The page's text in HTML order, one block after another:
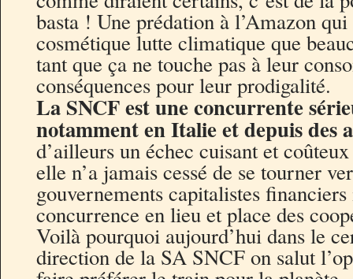
basta ! Une prédation à l’Amazon
cosmétique lutte climatique que
tant que ça ne touche pas à leur
conséquences pour leur prodigalité.
La SNCF est une concurrente
notamment en Italie et depuis des
d’ailleurs un échec cuisant et
elle n’a jamais cessé de se tourner
gouvernements capitalistes
concurrence en lieu et place des
Voilà pourquoi aujourd’hui dans le
direction de la SA SNCF on salut